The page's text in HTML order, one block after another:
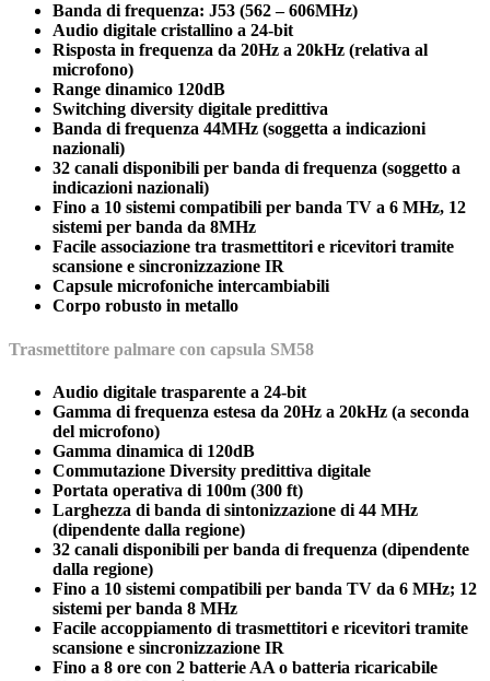
Banda di frequenza: J53 (562 – 606MHz)
Audio digitale cristallino a 24-bit
Risposta in frequenza da 20Hz a 20kHz (relativa al
microfono)
Range dinamico 120dB
Switching diversity digitale predittiva
Banda di frequenza 44MHz (soggetta a indicazioni
nazionali)
32 canali disponibili per banda di frequenza (soggetto a
indicazioni nazionali)
Fino a 10 sistemi compatibili per banda TV a 6 MHz, 12
sistemi per banda da 8MHz
Facile associazione tra trasmettitori e ricevitori tramite
scansione e sincronizzazione IR
Capsule microfoniche intercambiabili
Corpo robusto in metallo
Trasmettitore palmare con capsula SM58
Audio digitale trasparente a 24-bit
Gamma di frequenza estesa da 20Hz a 20kHz (a seconda
del microfono)
Gamma dinamica di 120dB
Commutazione Diversity predittiva digitale
Portata operativa di 100m (300 ft)
Larghezza di banda di sintonizzazione di 44 MHz
(dipendente dalla regione)
32 canali disponibili per banda di frequenza (dipendente
dalla regione)
Fino a 10 sistemi compatibili per banda TV da 6 MHz; 12
sistemi per banda 8 MHz
Facile accoppiamento di trasmettitori e ricevitori tramite
scansione e sincronizzazione IR
Fino a 8 ore con 2 batterie AA o batteria ricaricabile